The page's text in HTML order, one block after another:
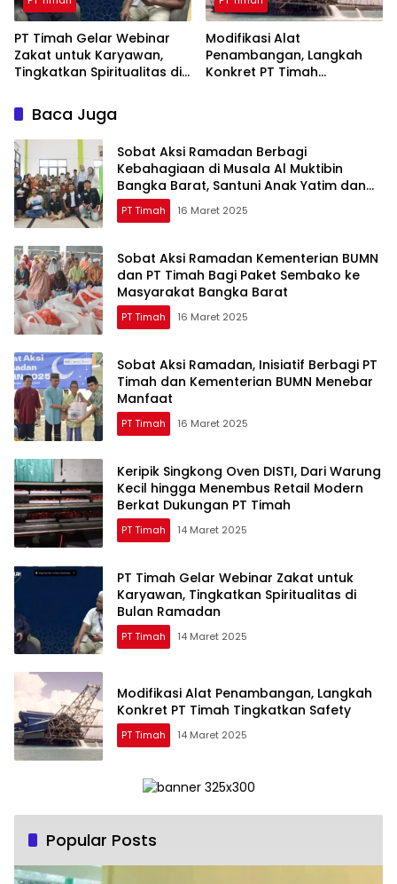
PT Timah Gelar Webinar
Zakat untuk Karyawan,
Tingkatkan Spiritualitas di
Modifikasi Alat
Penambangan, Langkah
Konkret PT Timah
Baca Juga
Sobat Aksi Ramadan Berbagi
Kebahagiaan di Musala Al Muktibin
Bangka Barat, Santuni Anak Yatim dan
Piatu
PT Timah 16 Maret 2025
Sobat Aksi Ramadan Kementerian BUMN
dan PT Timah Bagi Paket Sembako ke
Masyarakat Bangka Barat
PT Timah 16 Maret 2025
Sobat Aksi Ramadan, Inisiatif Berbagi PT
Timah dan Kementerian BUMN Menebar
Manfaat
PT Timah 16 Maret 2025
Keripik Singkong Oven DISTI, Dari Warung
Kecil hingga Menembus Retail Modern
Berkat Dukungan PT Timah
PT Timah 14 Maret 2025
PT Timah Gelar Webinar Zakat untuk
Karyawan, Tingkatkan Spiritualitas di
Bulan Ramadan
PT Timah 14 Maret 2025
Modifikasi Alat Penambangan, Langkah
Konkret PT Timah Tingkatkan Safety
PT Timah 14 Maret 2025
Popular Posts